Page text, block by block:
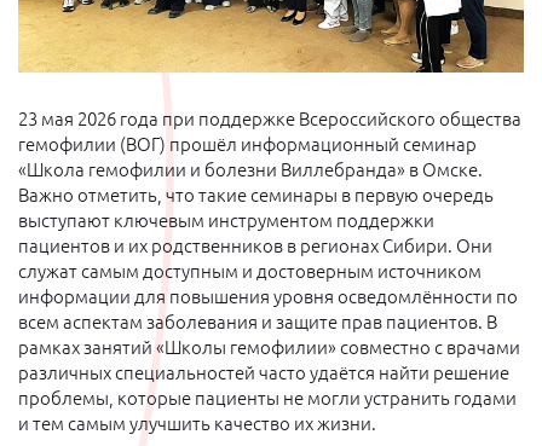
23 мая 2026 года при поддержке Всероссийского общества
гемофилии (ВОГ) прошёл информационный семинар
«Школа гемофилии и болезни Виллебранда» в Омске.
Важно отметить, что такие семинары в первую очередь
выступают ключевым инструментом поддержки
пациентов и их родственников в регионах Сибири. Они
служат самым доступным и достоверным источником
информации для повышения уровня осведомлённости по
всем аспектам заболевания и защите прав пациентов. В
рамках занятий «Школы гемофилии» совместно с врачами
различных специальностей часто удаётся найти решение
проблемы, которые пациенты не могли устранить годами
и тем самым улучшить качество их жизни.